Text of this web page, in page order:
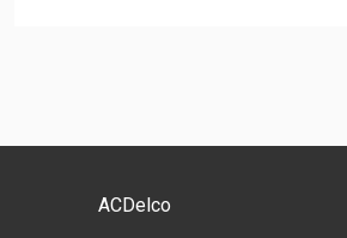
ACDelco